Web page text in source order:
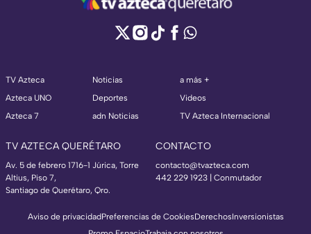
TV Azteca
Azteca UNO
Azteca 7
Noticias
Deportes
adn Noticias
a más +
Videos
TV Azteca Internacional
TV AZTECA QUERÉTARO
Av. 5 de febrero 1716-1 Júrica, Torre
Altius, Piso 7,
Santiago de Querétaro, Qro.
CONTACTO
contacto@tvazteca.com
442 229 1923 | Conmutador
Aviso de privacidadPreferencias de CookiesDerechosInversionistas